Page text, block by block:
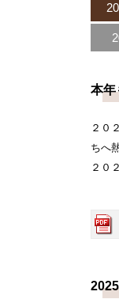
本年
２０
ちへ
２０